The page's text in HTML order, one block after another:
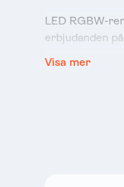
LED RGBW-
erbjudanden
Nordlux
Visa mer